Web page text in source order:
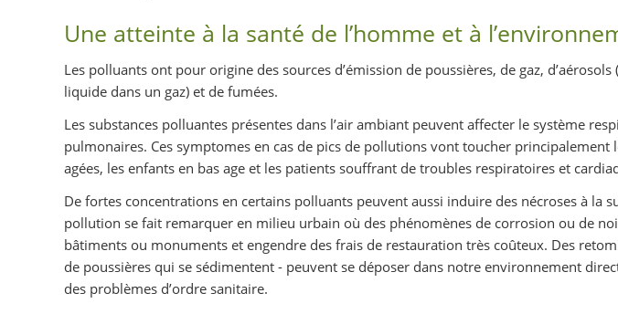
Une atteinte à la santé de l’homme et à
Les polluants ont pour origine des sources d’émission de poussières, de gaz,
liquide dans un gaz) et de fumées.
Les substances polluantes présentes dans l’air ambiant peuvent affecter le système
pulmonaires. Ces symptomes en cas de pics de pollutions vont toucher principalement
agées, les enfants en bas age et les patients souffrant de troubles respiratoires et
De fortes concentrations en certains polluants peuvent aussi induire des nécroses à la
pollution se fait remarquer en milieu urbain où des phénomènes de corrosion ou de
bâtiments ou monuments et engendre des frais de restauration très coûteux. Des
de poussières qui se sédimentent - peuvent se déposer dans notre environnement
des problèmes d’ordre sanitaire.